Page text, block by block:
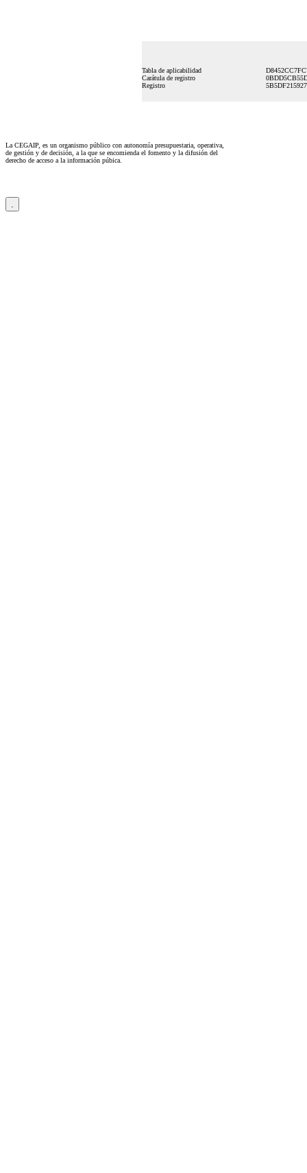
Tabla de aplicabilidad
Carátula de registro
Registro
La CEGAIP, es un organismo público con autonomía presupuestaria, operativa,
de gestión y de decisión, a la que se encomienda el fomento y la difusión del
derecho de acceso a la información púbica.